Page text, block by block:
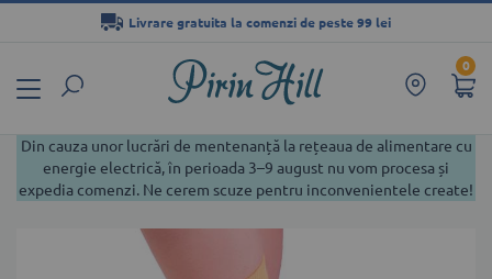
0
Livrare gratuita la comenzi de peste 99 lei
Conținut
Din cauza unor lucrări de mentenanță la rețeaua de alimentare cu
energie electrică, în perioada 3–9 august nu vom procesa și
expedia comenzi. Ne cerem scuze pentru inconvenientele create!